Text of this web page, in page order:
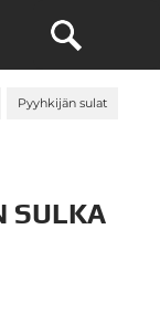
Pyyhkijän sulat
SULKA